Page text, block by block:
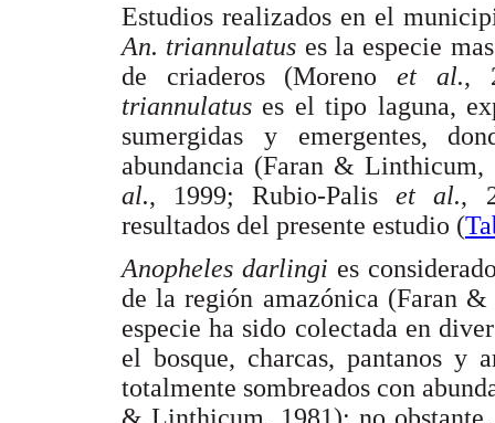
Estudios realizados en el
An. triannulatus es la especie
de criaderos (Morenoet al.,
triannulatus es el tipo laguna,
sumergidas y emergentes,
abundancia (Faran &
al., 1999; Rubio-Paliset al.,
resultados del presente estudio (
Anopheles darlingi es
de la región amazónica (Faran
especie ha sido colectada en
el bosque, charcas, pantanos y
totalmente sombreados con